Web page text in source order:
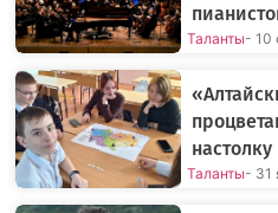
Таланты- 10
настолку
Таланты- 31